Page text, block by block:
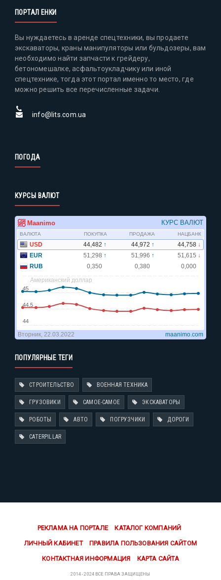
ПОРТАЛ ЕНКИ
Вы нуждаетесь в аренде спецтехники, вы продаете
экскаваторы, краны манипуляторы или бульдозеры, вам
необходимо найти запчасти к грейдеру,
бетономешалке, асфальтоукладчику или иной
спецтехнике, тогда этот портал именно то место, где
можно решить все перечисленные задачи.
info@lits.com.ua
ПОГОДА
КУРСЫ ВАЛЮТ
ПОПУЛЯРНЫЕ ТЕГИ
СТРОИТЕЛЬСТВО ВОЕННАЯ ТЕХНИКА
ГРУЗОВИКИ САМОЕ-САМОЕ ЭКСКАВАТОРЫ
РОБОТЫ АВТО ПОГРУЗЧИКИ ДОРОГИ
CATERPILLAR
РЕКЛАМА НА ПОРТАЛЕ КАТАЛОГ КОМПАНИЙ
ЛИЧНЫЙ КАБИНЕТ ПРАВИЛА ПОЛЬЗОВАНИЯ САЙТОМ
КОНТАКТНАЯ ИНФОРМАЦИЯ КАРТА САЙТА
2014 - 2024 ВСЕ ПРАВА ЗАЩИЩЕНЫ